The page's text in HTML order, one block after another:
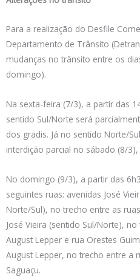
Para a realização do Desfile
Departamento de Trânsito
mudanças no trânsito entre os
domingo).
Na sexta-feira (7/3), a partir das
sentido Sul/Norte será
dos gradis. Já no sentido Norte/
interdição parcial no sábado (8/
No domingo (9/3), a partir das
seguintes ruas: avenidas José
Norte/Sul), no trecho entre as
José Vieira (sentido Sul/Norte),
August Lepper e rua Orestes
August Lepper, no trecho entre a
Saguaçu.